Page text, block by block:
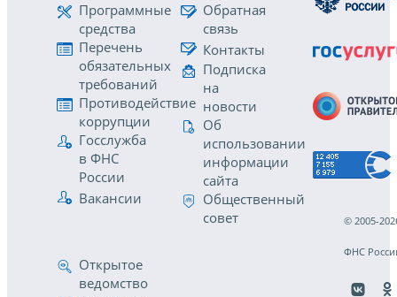
Программные
средства
Перечень
обязательных
требований
Противодействие
коррупции
Госслужба
в ФНС
России
Вакансии
Обратная
связь
Контакты
Подписка
на
новости
Об
использовании
информации
сайта
Общественный
совет
Открытое
ведомство
© 2005-
ФНС